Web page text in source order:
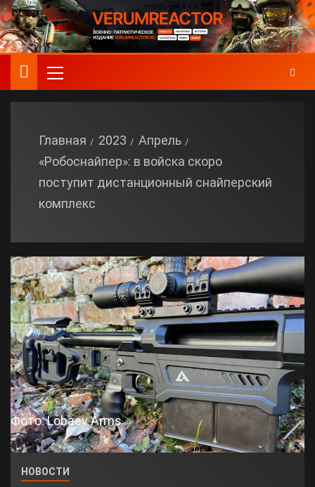
Главная 2023
Апрель
«Робоснайпер»: в войска скоро
поступит дистанционный снайперский
комплекс
Фото: Lobaev Arms
НОВОСТИ